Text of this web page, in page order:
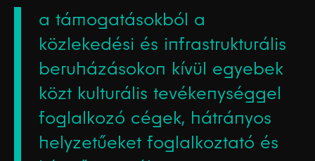
a támogatásokból a
közlekedési és infrastrukturális
beruházásokon kívül egyebek
közt kulturális tevékenységgel
foglalkozó cégek, hátrányos
helyzetűeket foglalkoztató és